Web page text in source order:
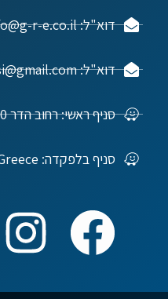
דוא"ל: info@g-r-e.co.il
דוא"ל: idan.sarussi@gmail.com
סניף ראשי: רחוב הדר 40, קיסריה
סניף בלפקדה: Ioannou Mela 6 , Lefkáda, Greece